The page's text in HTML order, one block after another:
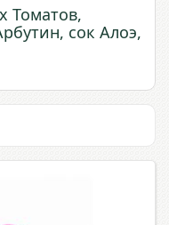
Томатов,
сок Алоэ,